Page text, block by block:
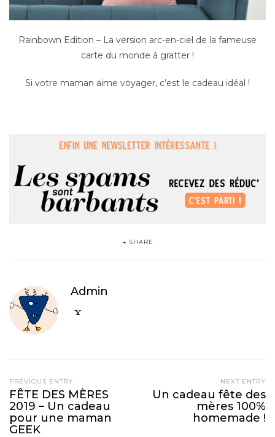
Rainbown Edition – La version arc-en-ciel de la fameuse
carte du monde à gratter !
Si votre maman aime voyager, c’est le cadeau idéal !
SHARE
Admin
PREVIOUS ENTRY
FÊTE DES MÈRES
2019 – Un cadeau
pour une maman
GEEK
NEXT ENTRY
Un cadeau fête des
mères 100%
homemade !